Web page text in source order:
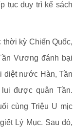
tục duy trì kế sách
kỳ Chiến Quốc,
Vương đánh bại
diệt nước Hàn, Tần
được quân Tần.
cùng Triệu U mịc
Lý Mục. Sau đó,